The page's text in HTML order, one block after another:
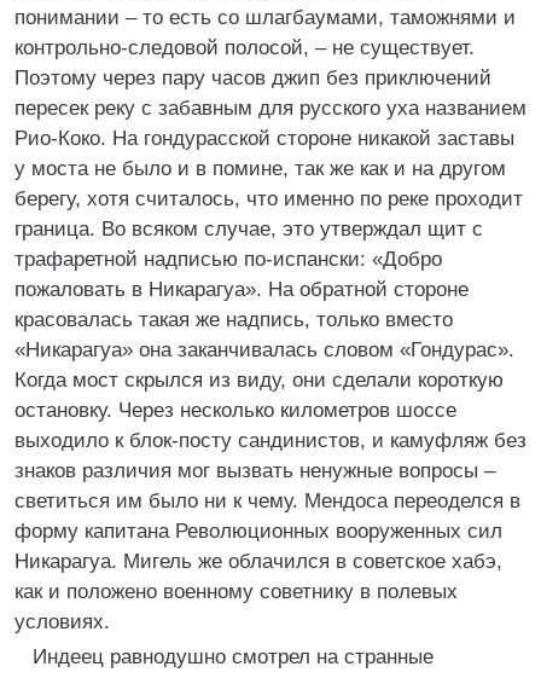
понимании – то есть со шлагбаумами, таможнями и
контрольно-следовой полосой, – не существует.
Поэтому через пару часов джип без приключений
пересек реку с забавным для русского уха названием
Рио-Коко. На гондурасской стороне никакой заставы
у моста не было и в помине, так же как и на другом
берегу, хотя считалось, что именно по реке проходит
граница. Во всяком случае, это утверждал щит с
трафаретной надписью по-испански: «Добро
пожаловать в Никарагуа». На обратной стороне
красовалась такая же надпись, только вместо
«Никарагуа» она заканчивалась словом «Гондурас».
Когда мост скрылся из виду, они сделали короткую
остановку. Через несколько километров шоссе
выходило к блок-посту сандинистов, и камуфляж без
знаков различия мог вызвать ненужные вопросы –
светиться им было ни к чему. Мендоса переоделся в
форму капитана Революционных вооруженных сил
Никарагуа. Мигель же облачился в советское хабэ,
как и положено военному советнику в полевых
условиях.
Индеец равнодушно смотрел на странные